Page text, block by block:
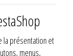
la présentation et
menus,